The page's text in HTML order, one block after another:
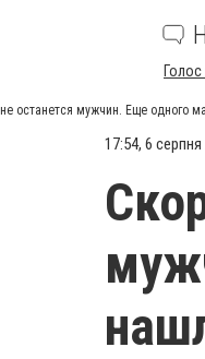
Голос
останется мужчин. Еще одного
17:54, 6 серпня